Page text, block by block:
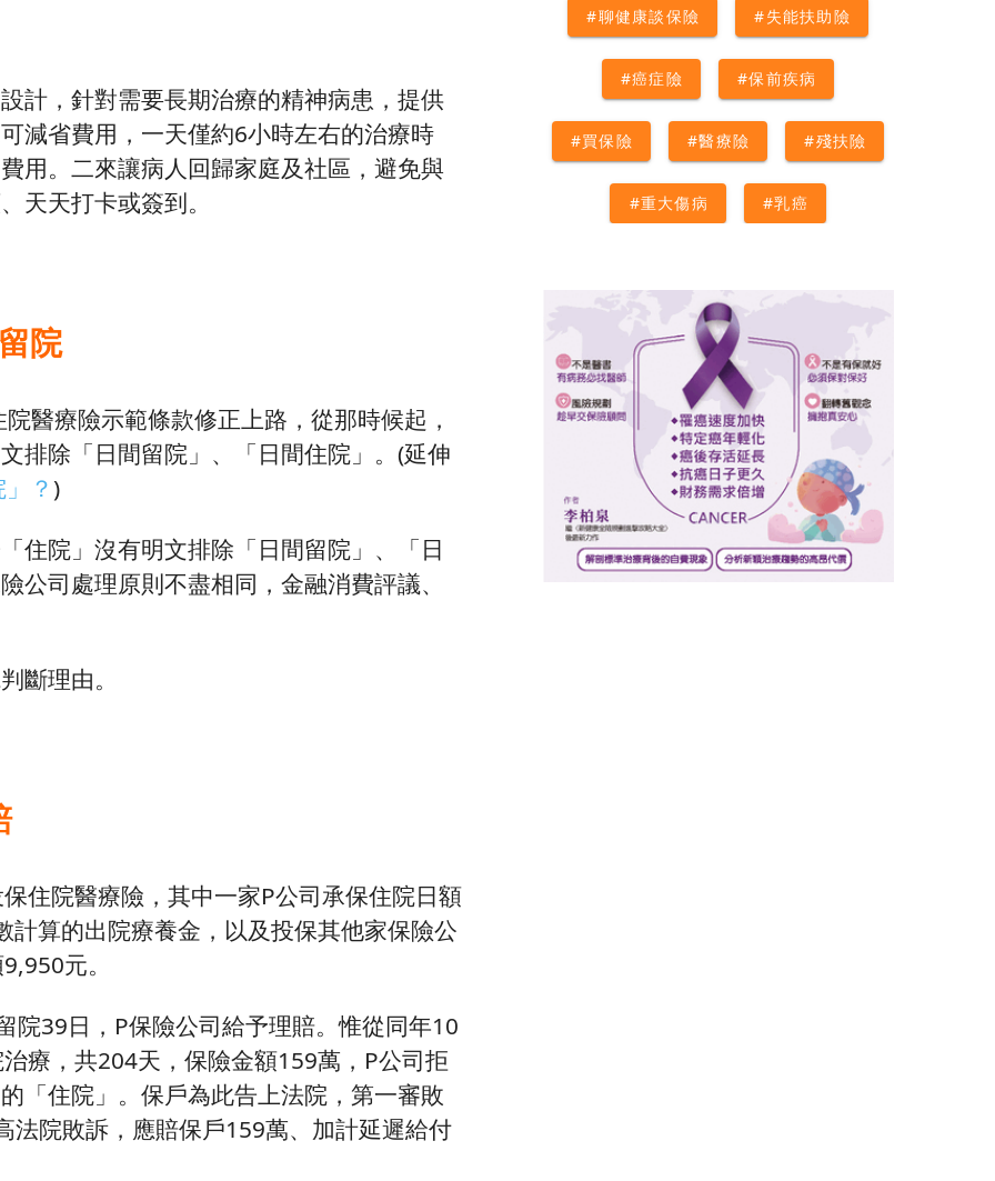
計，針對需要長期治療的精神病患，提供
減省費用，一天僅約6小時左右的治療時
用。二來讓病人回歸家庭及社區，避免與
天天打卡或簽到。
院
醫療險示範條款修正上路，從那時候起，
排除「日間留院」、「日間住院」。(延伸
？)
住院」沒有明文排除「日間留院」、「日
公司處理原則不盡相同，金融消費評議、
斷理由。
住院醫療險，其中一家P公司承保住院日額
算的出院療養金，以及投保其他家保險公
元。
院39日，P保險公司給予理賠。惟從同年10
療，共204天，保險金額159萬，P公司拒
「住院」。保戶為此告上法院，第一審敗
法院敗訴，應賠保戶159萬、加計延遲給付
#聊健康談保險 #失能扶助險
#癌症險 #保前疾病
#買保險 #醫療險 #殘扶險
#重大傷病 #乳癌